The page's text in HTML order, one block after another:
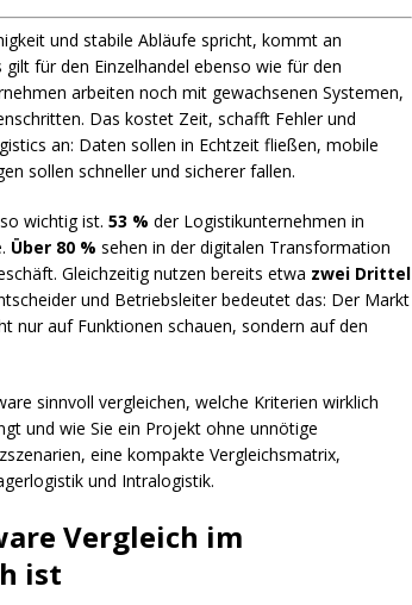
und stabile Abläufe spricht, kommt an
für den Einzelhandel ebenso wie für den
arbeiten noch mit gewachsenen Systemen,
Das kostet Zeit, schafft Fehler und
an: Daten sollen in Echtzeit fließen, mobile
sollen schneller und sicherer fallen.
wichtig ist. 53 % der Logistikunternehmen in
Über 80 % sehen in der digitalen Transformation
Gleichzeitig nutzen bereits etwa zwei Drittel
und Betriebsleiter bedeutet das: Der Markt
nur auf Funktionen schauen, sondern auf den
sinnvoll vergleichen, welche Kriterien wirklich
und wie Sie ein Projekt ohne unnötige
eine kompakte Vergleichsmatrix,
und Intralogistik.
Vergleich im
ist